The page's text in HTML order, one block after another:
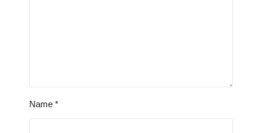
Name *